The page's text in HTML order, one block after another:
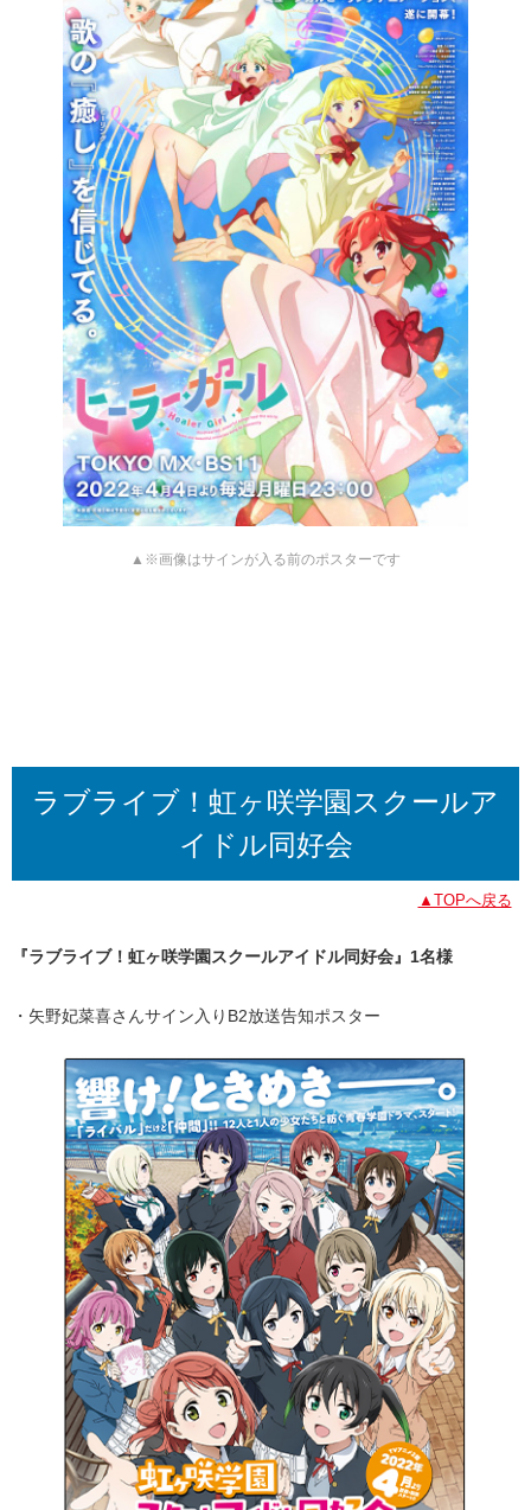
▲※画像はサインが入る前のポスターです
ラブライブ！虹ヶ咲学園スクールア
イドル同好会
▲TOPへ戻る
『ラブライブ！虹ヶ咲学園スクールアイドル同好会』1名様
・矢野妃菜喜さんサイン入りB2放送告知ポスター